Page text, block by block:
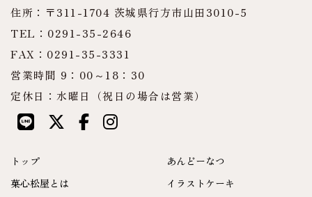
住所：〒311-1704 茨城県行方市山田3010-5
TEL：0291-35-2646
FAX：0291-35-3331
営業時間 9：00～18：30
定休日：水曜日（祝日の場合は営業）
トップ
菓心松屋とは
あんどーなつ
イラストケーキ